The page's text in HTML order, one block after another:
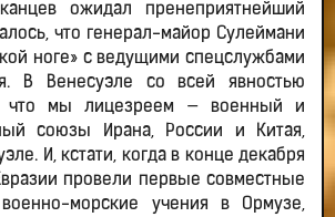
ожидал пренеприятнейший
что генерал-майор Сулеймани
ноге» с ведущими спецслужбами
В Венесуэле со всей явностью
что мы лицезреем — военный и
союзы Ирана, России и Китая,
И, кстати, когда в конце декабря
провели первые совместные
военно-морские учения в Ормузе,